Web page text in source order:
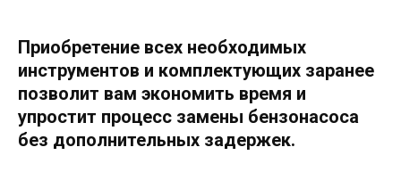
Приобретение всех необходимых
инструментов и комплектующих заранее
позволит вам экономить время и
упростит процесс замены бензонасоса
без дополнительных задержек.